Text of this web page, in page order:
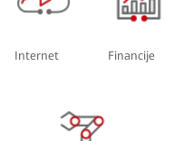
Internet Financije